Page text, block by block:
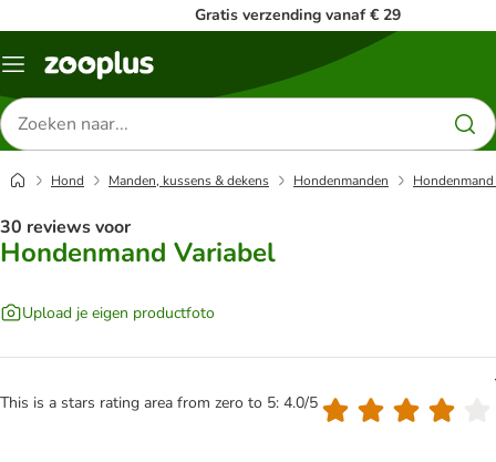
Gratis verzending vanaf € 29
Menu
Zoeken
naar
producten
Hond Manden, kussens & dekens Hondenmanden
30 reviews voor
Hondenmand Variabel
Upload je eigen productfoto
This is a stars rating area from zero to 5: 4.0/5